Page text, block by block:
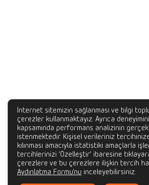
İnternet sitemizin sağlanması ve bilgi
çerezler kullanmaktayız. Ayrıca
kapsamında performans analizinin
istenmektedir. Kişisel verileriniz
kılınması amacıyla istatistiki amaçlarla
tercihlerinizi ‘Özelleştir’ ibaresine
çerezlere ve bu çerezlere ilişkin tercih
Aydınlatma Formu'nu inceleyebilirsiniz.